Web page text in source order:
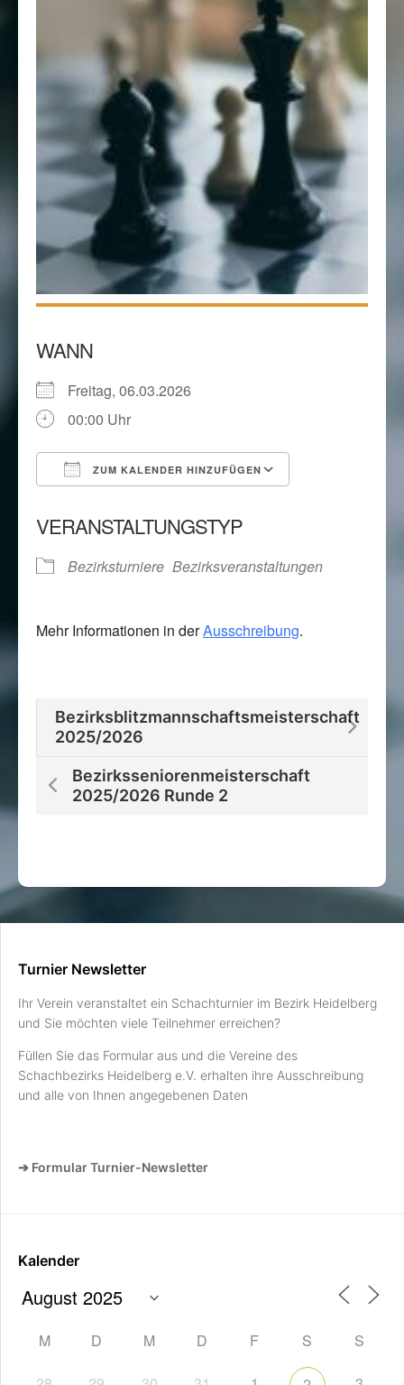
WANN
Freitag, 06.03.2026
00:00 Uhr
ZUM KALENDER HINZUFÜGEN
VERANSTALTUNGSTYP
Bezirksturniere Bezirksveranstaltungen
Mehr Informationen in derAusschreibung.
Bezirksblitzmannschaftsmeisterschaft
2025/2026
Bezirksseniorenmeisterschaft
2025/2026 Runde 2
Turnier Newsletter
Ihr Verein veranstaltet ein Schachturnier im Bezirk Heidelberg
und Sie möchten viele Teilnehmer erreichen?
Füllen Sie das Formular aus und die Vereine des
Schachbezirks Heidelberg e.V. erhalten ihre Ausschreibung
und alle von Ihnen angegebenen Daten
➔ Formular Turnier-Newsletter
Kalender
M D M D F S S